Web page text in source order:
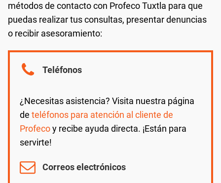
métodos de contacto con Profeco Tuxtla para que
puedas realizar tus consultas, presentar denuncias
o recibir asesoramiento:
Teléfonos
¿Necesitas asistencia? Visita nuestra página
de teléfonos para atención al cliente de
Profecoy recibe ayuda directa. ¡Están para
servirte!
Correos electrónicos